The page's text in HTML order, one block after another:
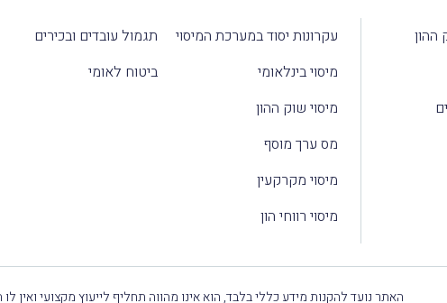
ההון
עקרונות יסוד במערכת המיסוי
מיסוי בינלאומי
מיסוי שוק ההון
מס ערך מוסף
מיסוי מקרקעין
מיסוי רווחי הון
תגמול עובדים ובכירים
ביטוח לאומי
האתר נועד להקנות מידע כללי בלבד, הוא אינו מהווה תחליף לייעוץ מקצועי ואין